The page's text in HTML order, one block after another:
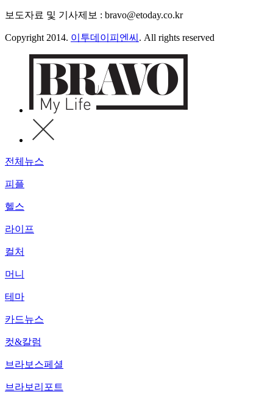
보도자료 및 기사제보 : bravo@etoday.co.kr
Copyright 2014. 이투데이피엔씨 . All rights reserved
전체뉴스
피플
헬스
라이프
컬처
머니
테마
카드뉴스
컷&칼럼
브라보스페셜
브라보리포트